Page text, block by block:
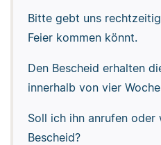
Bitte gebt uns
Feier kommen könnt.
Den Bescheid erhalten
innerhalb von vier
Soll ich ihn anrufen oder
Bescheid?